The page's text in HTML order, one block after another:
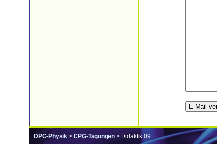
DPG-Physik > DPG-Tagungen > Didaktik 09